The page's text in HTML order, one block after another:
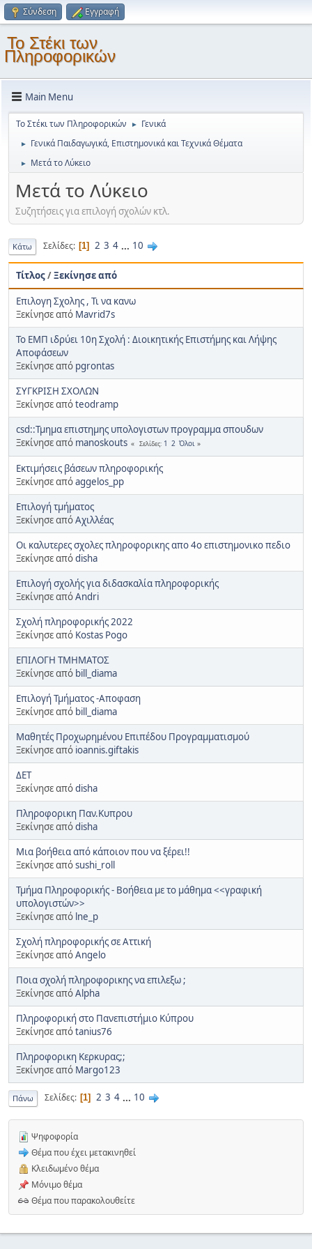
Σύνδεση Εγγραφή
Το Στέκι των
Πληροφορικών
Main Menu
Το Στέκι των Πληροφορικών ► Γενικά
► Γενικά Παιδαγωγικά, Επιστημονικά και Τεχνικά Θέματα
► Μετά το Λύκειο
Μετά το Λύκειο
Συζητήσεις για επιλογή σχολών κτλ.
Κάτω Σελίδες 1 2 3 4 ... 10
Τίτλος/Ξεκίνησε από
Επιλογη Σχολης , Τι να κανω
Ξεκίνησε από Mavrid7s
Το ΕΜΠ ιδρύει 10η Σχολή : Διοικητικής Επιστήμης και Λήψης
Αποφάσεων
Ξεκίνησε από pgrontas
ΣΥΓΚΡΙΣΗ ΣΧΟΛΩΝ
Ξεκίνησε απόteodramp
csd::Τμημα επιστημης υπολογιστων προγραμμα σπουδων
Ξεκίνησε από manoskouts Σελίδες 1 2 Όλοι
Εκτιμήσεις βάσεων πληροφορικής
Ξεκίνησε απόaggelos_pp
Επιλογή τμήματος
Ξεκίνησε απόΑχιλλέας
Οι καλυτερες σχολες πληροφορικης απο 4ο επιστημονικο πεδιο
Ξεκίνησε απόdisha
Επιλογή σχολής για διδασκαλία πληροφορικής
Ξεκίνησε απόAndri
Σχολή πληροφορικής 2022
Ξεκίνησε από Kostas Pogo
ΕΠΙΛΟΓΗ ΤΜΗΜΑΤΟΣ
Ξεκίνησε από bill_diama
Επιλογή Τμήματος -Αποφαση
Ξεκίνησε από bill_diama
Μαθητές Προχωρημένου Επιπέδου Προγραμματισμού
Ξεκίνησε από ioannis.giftakis
ΔΕΤ
Ξεκίνησε απόdisha
Πληροφορικη Παν.Κυπρου
Ξεκίνησε απόdisha
Μια βοήθεια από κάποιον που να ξέρει!!
Ξεκίνησε απόsushi_roll
Τμήμα Πληροφορικής - Βοήθεια με το μάθημα <<γραφική
υπολογιστών>>
Ξεκίνησε από lne_p
Σχολή πληροφορικής σε Αττική
Ξεκίνησε απόAngelo
Ποια σχολή πληροφορικης να επιλεξω ;
Ξεκίνησε απόAlpha
Πληροφορική στο Πανεπιστήμιο Κύπρου
Ξεκίνησε απόtanius76
Πληροφορικη Κερκυρας;;
Ξεκίνησε από Margo123
Πάνω Σελίδες 1 2 3 4 ... 10
Ψηφοφορία
Θέμα που έχει μετακινηθεί
Κλειδωμένο θέμα
Μόνιμο θέμα
Θέμα που παρακολουθείτε